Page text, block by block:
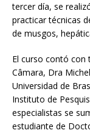
tercer día, se
practicar técnicas
de musgos,
El curso contó con
Câmara, Dra
Universidad de
Instituto de
especialistas se
estudiante de